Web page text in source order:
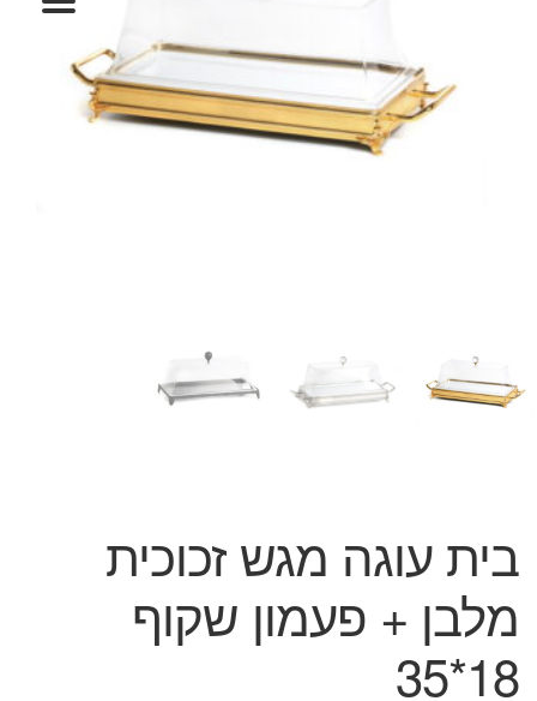
המותגים שלנו
בית עוגה מגש זכוכית
מלבן + פעמון שקוף
18*35